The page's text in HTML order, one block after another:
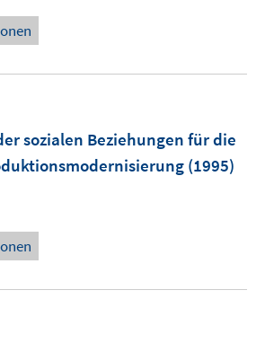
sozialen Beziehungen für die
(1995)